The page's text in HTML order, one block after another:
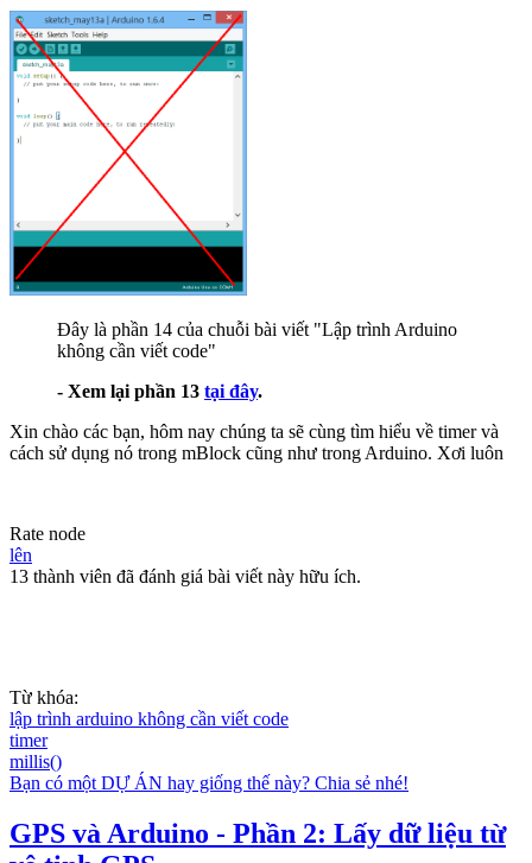
Đây là phần 14 của chuỗi bài viết "Lập trình Arduino
không cần viết code"
- Xem lại phần 13 tại đây.
Xin chào các bạn, hôm nay chúng ta sẽ cùng tìm hiểu về timer và
cách sử dụng nó trong mBlock cũng như trong Arduino. Xơi luôn
Rate node
lên
13 thành viên đã đánh giá bài viết này hữu ích.
Từ khóa:
lập trình arduino không cần viết code
timer
millis()
Bạn có một DỰ ÁN hay giống thế này? Chia sẻ nhé!
GPS và Arduino - Phần 2: Lấy dữ liệu từ